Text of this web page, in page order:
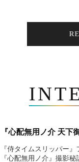
『心配無用ノ介 天
『侍タイムスリッパー
『心配無用ノ介』撮影秘